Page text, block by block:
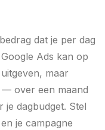
dat je per dag
Ads kan op
maar
— over een maand
je dagbudget. Stel
je campagne